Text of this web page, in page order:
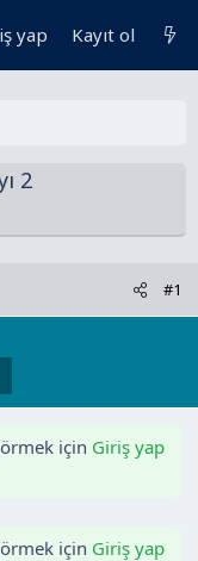
yap Kayıt ol
2
#1
için Giriş yap
için Giriş yap